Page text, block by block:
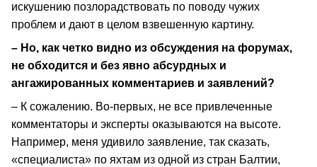
искушению позлорадствовать по поводу чужих
проблем и дают в целом взвешенную картину.
– Но, как четко видно из обсуждения на форумах,
не обходится и без явно абсурдных и
ангажированных комментариев и заявлений?
– К сожалению. Во-первых, не все привлеченные
комментаторы и эксперты оказываются на высоте.
Например, меня удивило заявление, так сказать,
«специалиста» по яхтам из одной из стран Балтии,